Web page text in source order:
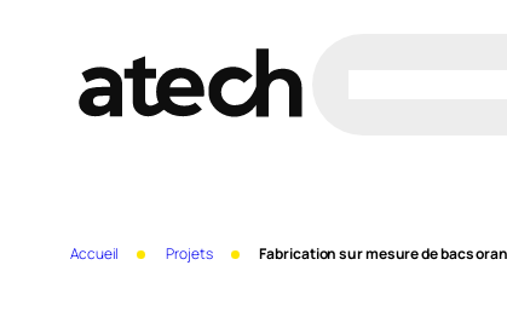
contenu
Accueil Projets Fabrication sur mesure de bacs